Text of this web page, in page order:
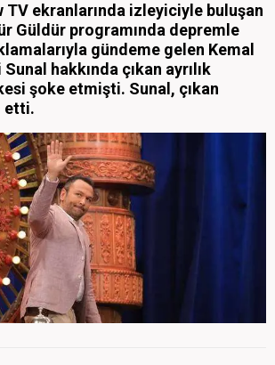
TV ekranlarında izleyiciyle buluşan
Güldür programında depremle
gündeme gelen Kemal
hakkında çıkan ayrılık
şoke etmişti. Sunal, çıkan
etti.